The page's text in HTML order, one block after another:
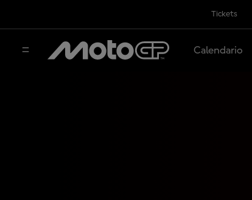
Tickets
Calendario